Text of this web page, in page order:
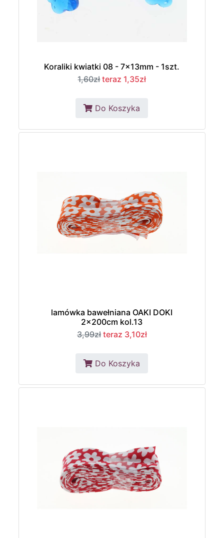
Koraliki kwiatki 08 - 7x13mm - 1szt.
1,60zł teraz 1,35zł
Do Koszyka
lamówka bawełniana OAKI DOKI
2x200cm kol.13
3,99zł teraz 3,10zł
Do Koszyka